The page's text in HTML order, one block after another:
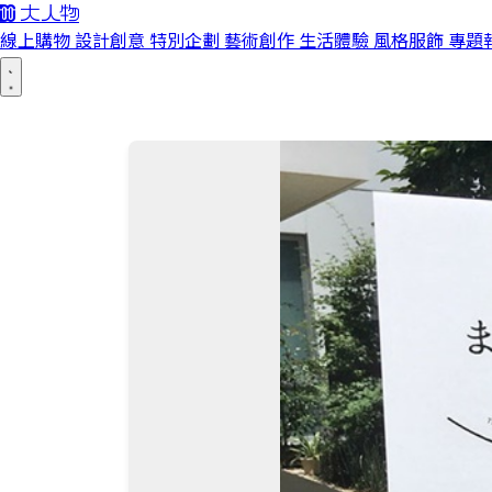
線上購物 設計創意 特別企劃 藝術創作 生活體驗 風格服飾 專題